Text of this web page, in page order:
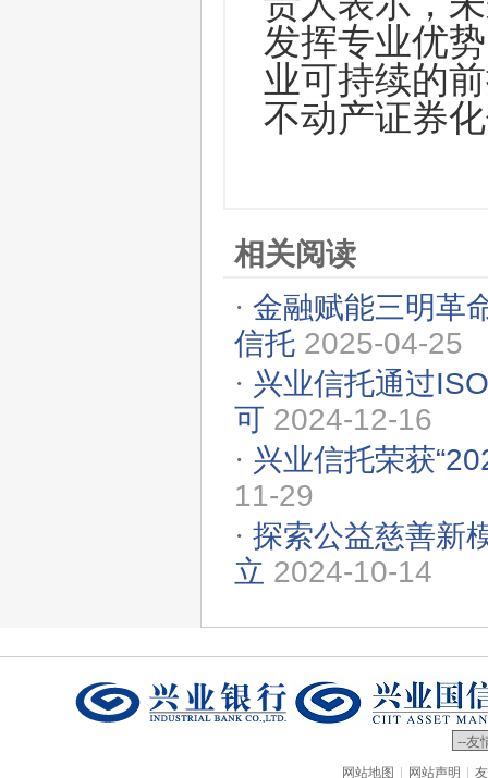
发挥专业优
业可持续的
不动产证券
相关阅读
· 金融赋能三明革
信托 2025-04-25
· 兴业信托通过
可 2024-12-16
· 兴业信托荣获
11-29
· 探索公益慈善新
立 2024-10-14
网站地图 | 网站声明 |